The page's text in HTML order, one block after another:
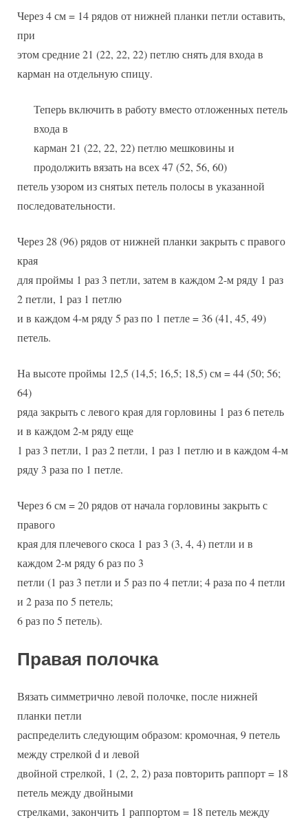
Через 4 см = 14 рядов от нижней планки петли оставить,
при
этом средние 21 (22, 22, 22) петлю снять для входа в
карман на отдельную спицу.
Теперь включить в работу вместо отложенных петель
входа в
карман 21 (22, 22, 22) петлю мешковины и
продолжить вязать на всех 47 (52, 56, 60)
петель узором из снятых петель полосы в указанной
последовательности.
Через 28 (96) рядов от нижней планки закрыть с правого
края
для проймы 1 раз 3 петли, затем в каждом 2-м ряду 1 раз
2 петли, 1 раз 1 петлю
и в каждом 4-м ряду 5 раз по 1 петле = 36 (41, 45, 49)
петель.
На высоте проймы 12,5 (14,5; 16,5; 18,5) см = 44 (50; 56;
64)
ряда закрыть с левого края для горловины 1 раз 6 петель
и в каждом 2-м ряду еще
1 раз 3 петли, 1 раз 2 петли, 1 раз 1 петлю и в каждом 4-м
ряду 3 раза по 1 петле.
Через 6 см = 20 рядов от начала горловины закрыть с
правого
края для плечевого скоса 1 раз 3 (3, 4, 4) петли и в
каждом 2-м ряду 6 раз по 3
петли (1 раз 3 петли и 5 раз по 4 петли; 4 раза по 4 петли
и 2 раза по 5 петель;
6 раз по 5 петель).
Правая полочка
Вязать симметрично левой полочке, после нижней
планки петли
распределить следующим образом: кромочная, 9 петель
между стрелкой d и левой
двойной стрелкой, 1 (2, 2, 2) раза повторить раппорт = 18
петель между двойными
стрелками, закончить 1 раппортом = 18 петель между